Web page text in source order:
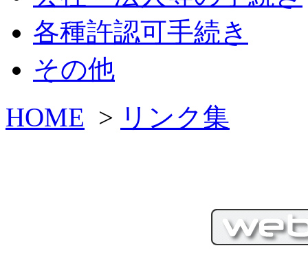
各種許認可手続き
その他
HOME > リンク集